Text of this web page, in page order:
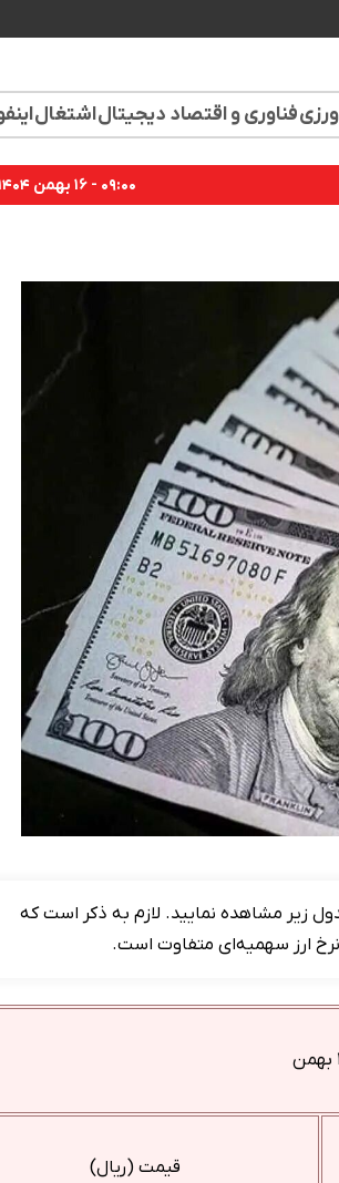
فناوری و اقتصاد دیجیتالاشتغال
۰۹:۰۰ - ۱۶ بهمن ۱۴۰۴
پنجشنبه ۱۶ بهمن را می‌توانید در جدول زیر مشاهده نمایید. لازم به ذکر است که
نرخ ارز سهمیه‌ای متفاوت است.
قیمت (ریال)